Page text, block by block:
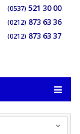
(0537) 521 30 00
(0212) 873 63 36
(0212) 873 63 37